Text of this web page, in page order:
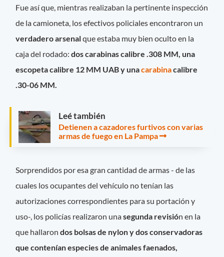
Fue así que, mientras realizaban la pertinente inspección
de la camioneta, los efectivos policiales encontraron un
verdadero arsenalque estaba muy bien oculto en la
caja del rodado:dos carabinas calibre .308 MM, una
escopeta calibre 12 MM UAB y unacarabinacalibre
.30-06 MM.
Leé también
Detienen a cazadores furtivos con varias
armas de fuego en La Pampa
Sorprendidos por esa gran cantidad de armas - de las
cuales los ocupantes del vehículo no tenían las
autorizaciones correspondientes para su portación y
uso-, los policías realizaron unasegunda revisión en la
que hallarondos bolsas de nylon y dos conservadoras
que contenían especies de animales faenados,